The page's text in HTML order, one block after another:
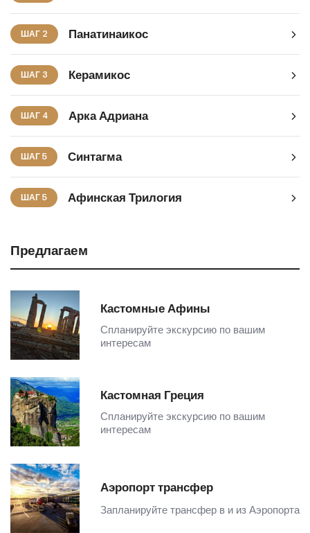
ШАГ 2 Панатинаикос
ШАГ 3 Керамикос
ШАГ 4 Арка Адриана
ШАГ 5 Синтагма
ШАГ 5 Афинская Трилогия
Предлагаем
Кастомные Афины
Спланируйте экскурсию по вашим
интересам
Кастомная Греция
Спланируйте экскурсию по вашим
интересам
Аэропорт трансфер
Запланируйте трансфер в и из Аэропорта